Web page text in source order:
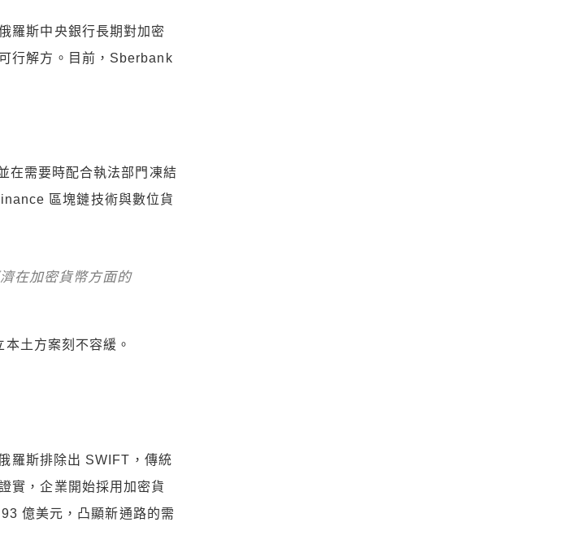
羅斯中央銀行長期對加密
行解方。目前，Sberbank
在需要時配合執法部門凍結
區塊鏈技術與數位貨
在加密貨幣方面的
土方案刻不容緩。
羅斯排除出 SWIFT，傳統
實，企業開始採用加密貨
億美元，凸顯新通路的需